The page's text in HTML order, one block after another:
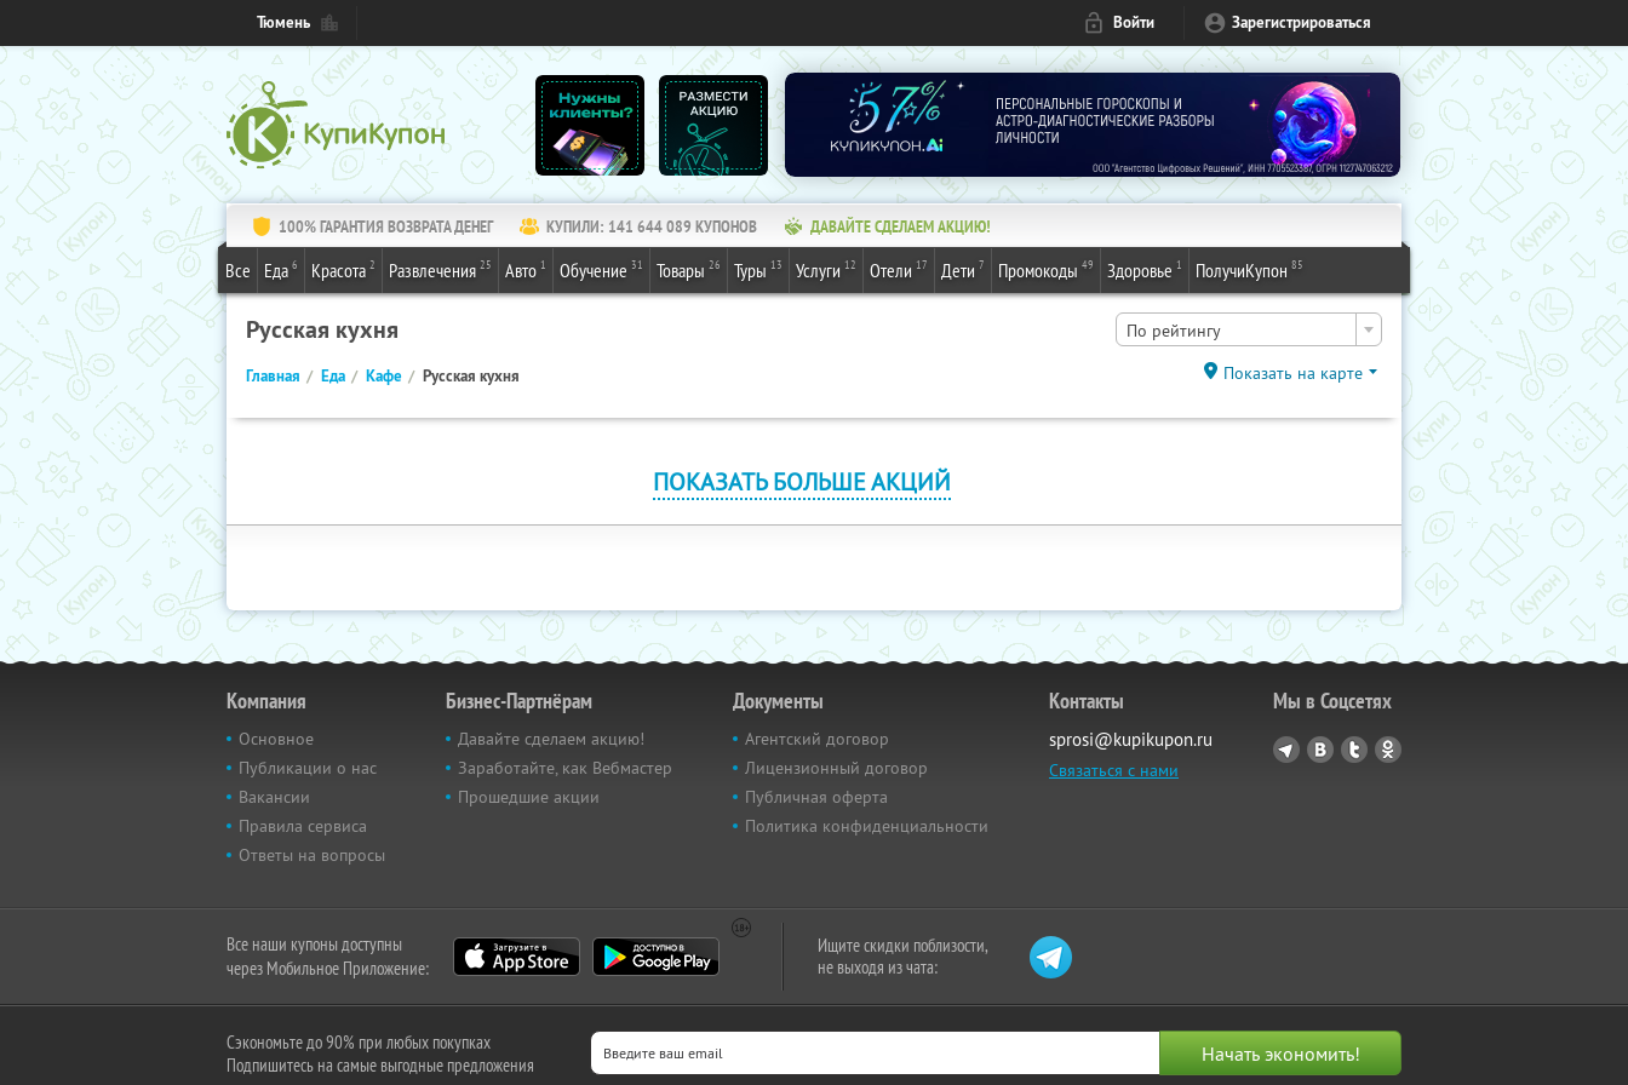
Тюмень Войти Зарегистрироваться
100% ГАРАНТИЯ ВОЗВРАТА ДЕНЕГ КУПИЛИ: 141 644 089 КУПОНОВ ДАВАЙТЕ СДЕЛАЕМ АКЦИЮ!
Все Еда 6 Красота 2 Развлечения 25 Авто 1 Обучение 31 Товары 26 Туры 13 Услуги 12 Отели 17 Дети 7 Промокоды 49 Здоровье 1 ПолучиКупон 85
Русская кухня По рейтингу
Главная Еда Кафе Русская кухня Показать на карте
ПОКАЗАТЬ БОЛЬШЕ АКЦИЙ
Компания
Основное
Публикации о нас
Вакансии
Правила сервиса
Ответы на вопросы
Бизнес-Партнёрам
Давайте сделаем акцию!
Заработайте, как Вебмастер
Прошедшие акции
Документы
Агентский договор
Лицензионный договор
Публичная оферта
Политика конфиденциальности
Контакты
sprosi@kupikupon.ru
Связаться с нами
Мы в Соцсетях
Все наши купоны доступны
через Мобильное Приложение:
Ищите скидки поблизости,
не выходя из чата:
Сэкономьте до 90% при любых покупках
Подпишитесь на самые выгодные предложения